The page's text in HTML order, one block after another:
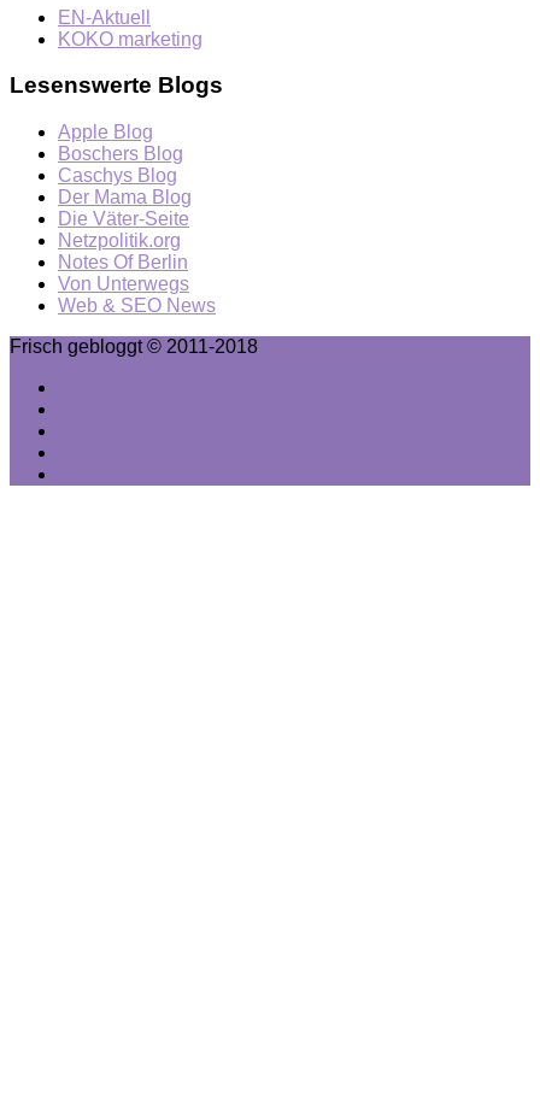
EN-Aktuell
KOKO marketing
Lesenswerte Blogs
Apple Blog
Boschers Blog
Caschys Blog
Der Mama Blog
Die Väter-Seite
Netzpolitik.org
Notes Of Berlin
Von Unterwegs
Web & SEO News
Frisch gebloggt © 2011-2018